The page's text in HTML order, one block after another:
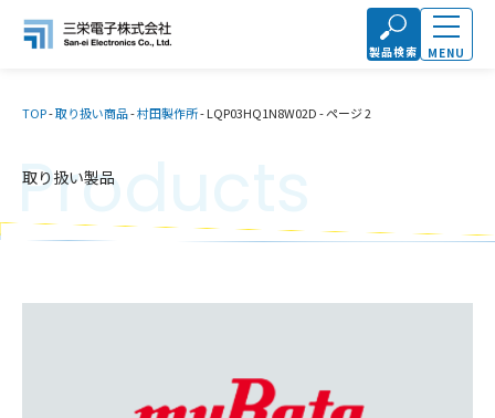
製品検索 MENU
TOP-取り扱い商品-村田製作所-LQP03HQ1N8W02D-ページ 2
取り扱い製品
Products